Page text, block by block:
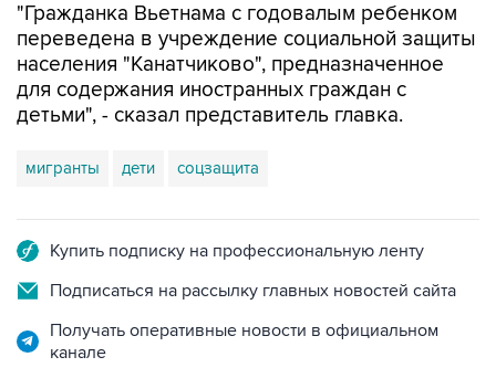
"Гражданка Вьетнама с годовалым ребенком
переведена в учреждение социальной защиты
населения "Канатчиково", предназначенное
для содержания иностранных граждан с
детьми", - сказал представитель главка.
мигранты дети соцзащита
Купить подписку на профессиональную ленту
Подписаться на рассылку главных новостей сайта
Получать оперативные новости в официальном
канале